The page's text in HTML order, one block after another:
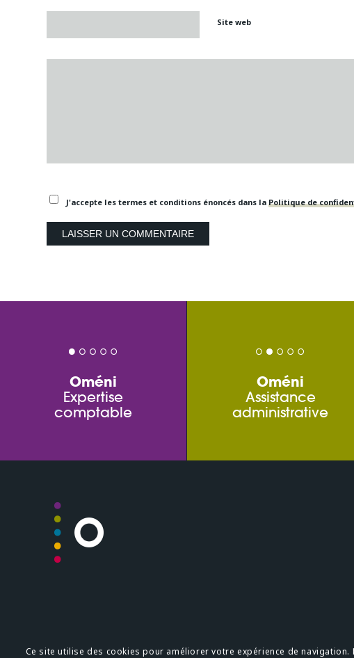
Site web
J'accepte les termes et conditions énoncés dans la Politique de
Oméni
Expertise
comptable
Oméni
Assistance
administrative
Ce site utilise des cookies pour améliorer votre expérience de